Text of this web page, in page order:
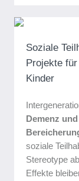
Soziale
Projekte
Kinder
Demenz
soziale
Stereotype
Effekte